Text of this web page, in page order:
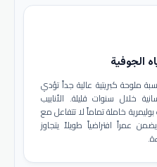
الجوفية
ملوحة كبريتية عالية جداً تؤدي
خلال سنوات قليلة. الأنابيب
خاملة تماماً لا تتفاعل مع
عمراً افتراضياً طويلاً يتجاوز